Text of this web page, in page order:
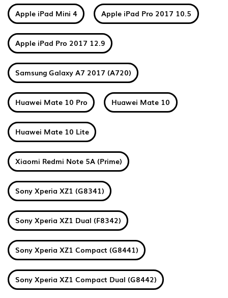
Apple iPad Mini 4 Apple iPad Pro 2017 10.5
Apple iPad Pro 2017 12.9
Samsung Galaxy A7 2017 (A720)
Huawei Mate 10 Pro Huawei Mate 10
Huawei Mate 10 Lite
Xiaomi Redmi Note 5A (Prime)
Sony Xperia XZ1 (G8341)
Sony Xperia XZ1 Dual (F8342)
Sony Xperia XZ1 Compact (G8441)
Sony Xperia XZ1 Compact Dual (G8442)